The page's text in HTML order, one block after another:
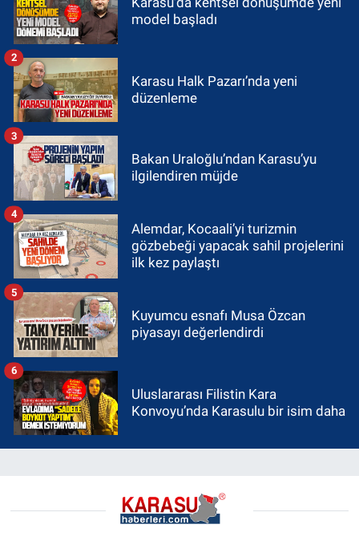
model başladı
Karasu Halk Pazarı’nda yeni
düzenleme
2
Bakan Uraloğlu’ndan Karasu’yu
ilgilendiren müjde
3
Alemdar, Kocaali’yi turizmin
gözbebeği yapacak sahil projelerini
ilk kez paylaştı
4
Kuyumcu esnafı Musa Özcan
piyasayı değerlendirdi
5
Uluslararası Filistin Kara
Konvoyu’nda Karasulu bir isim daha
6